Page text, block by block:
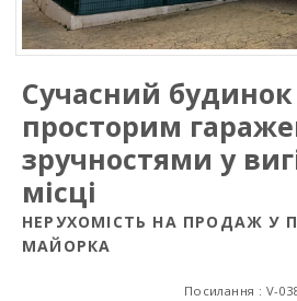
Сучасний будинок
просторим
зручностями у
місці
НЕРУХОМІСТЬ НА ПРОДАЖ У
МАЙОРКА
Посилання : V-